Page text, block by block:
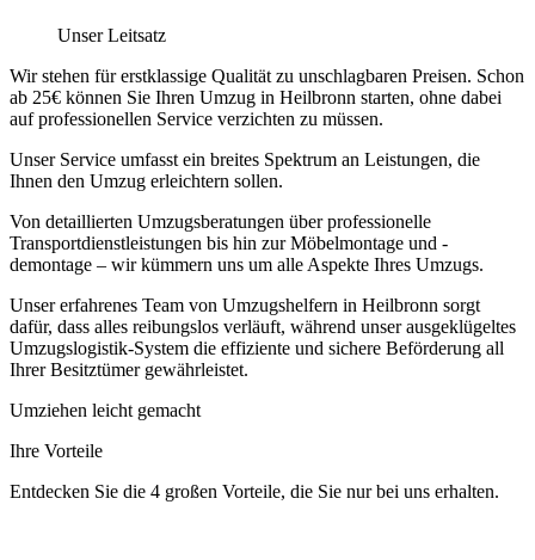
Unser Leitsatz
Wir stehen für erstklassige Qualität zu unschlagbaren Preisen. Schon
ab 25€ können Sie Ihren Umzug in Heilbronn starten, ohne dabei
auf professionellen Service verzichten zu müssen.
Unser Service umfasst ein breites Spektrum an Leistungen, die
Ihnen den Umzug erleichtern sollen.
Von detaillierten Umzugsberatungen über professionelle
Transportdienstleistungen bis hin zur Möbelmontage und -
demontage – wir kümmern uns um alle Aspekte Ihres Umzugs.
Unser erfahrenes Team von Umzugshelfern in Heilbronn sorgt
dafür, dass alles reibungslos verläuft, während unser ausgeklügeltes
Umzugslogistik-System die effiziente und sichere Beförderung all
Ihrer Besitztümer gewährleistet.
Umziehen leicht gemacht
Ihre Vorteile
Entdecken Sie die 4 großen Vorteile, die Sie nur bei uns erhalten.